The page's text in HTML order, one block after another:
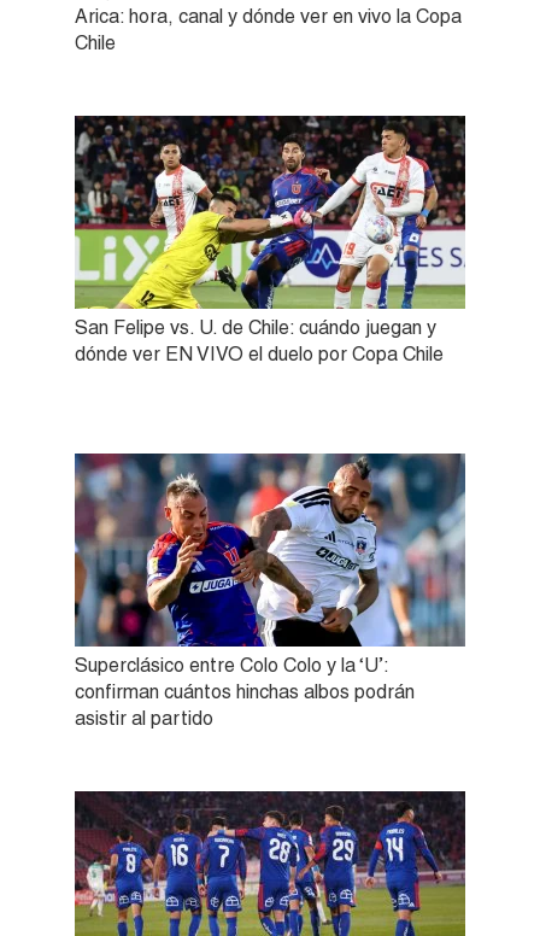
Arica: hora, canal y dónde ver en vivo la Copa
Chile
San Felipe vs. U. de Chile: cuándo juegan y
dónde ver EN VIVO el duelo por Copa Chile
Superclásico entre Colo Colo y la ‘U’:
confirman cuántos hinchas albos podrán
asistir al partido